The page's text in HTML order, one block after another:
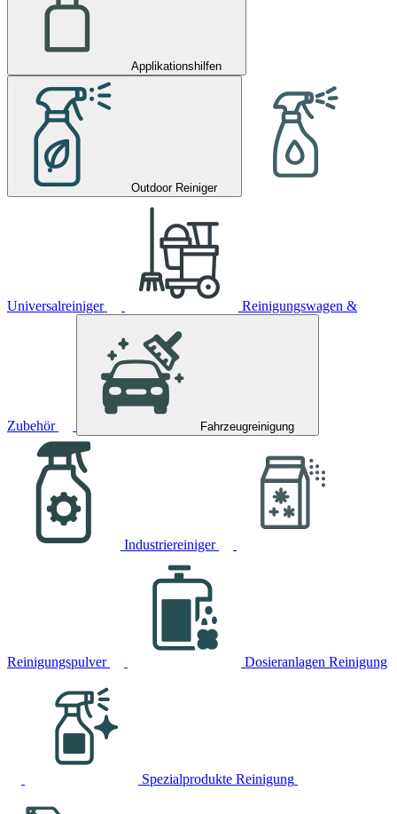
Applikationshilfen
Outdoor Reiniger
Universalreiniger Reinigungswagen &
Zubehör Fahrzeugreinigung
Industriereiniger
Reinigungspulver Dosieranlagen Reinigung
Spezialprodukte Reinigung